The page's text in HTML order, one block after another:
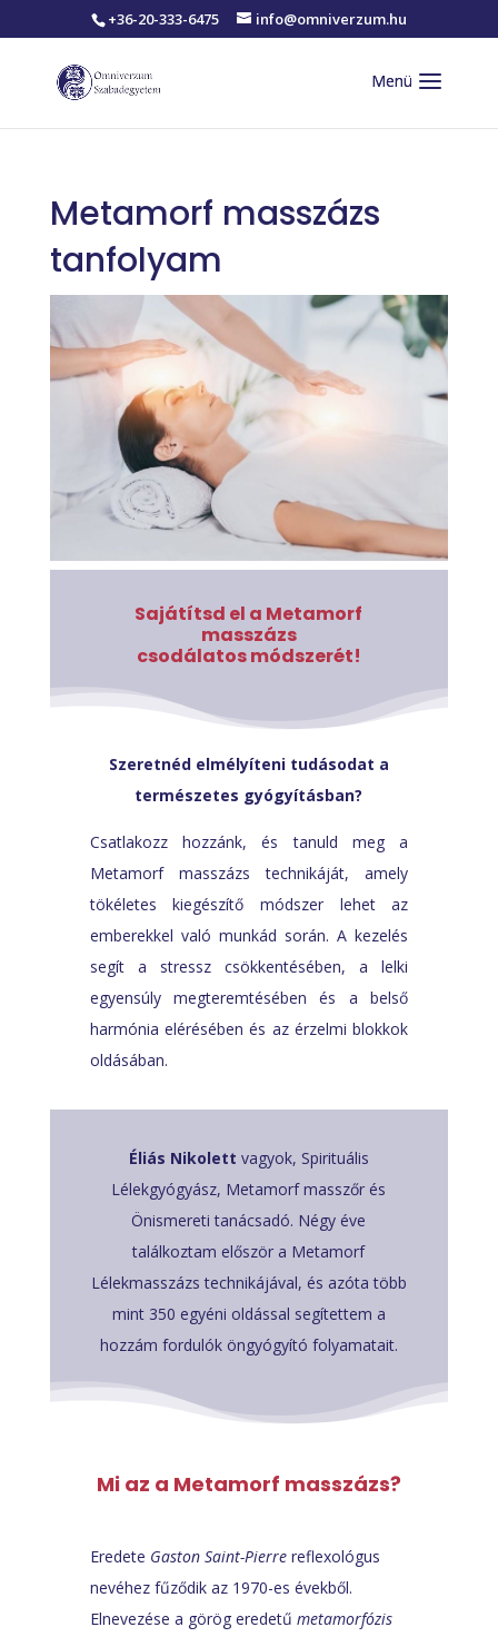
+36-20-333-6475 info@omniverzum.hu
Metamorf masszázs
tanfolyam
Sajátítsd el a Metamorf
masszázs
csodálatos módszerét!
Szeretnéd elmélyíteni tudásodat a
természetes gyógyításban?
Csatlakozz hozzánk, és tanuld meg a
Metamorf masszázs technikáját, amely
tökéletes kiegészítő módszer lehet az
emberekkel való munkád során. A kezelés
segít a stressz csökkentésében, a lelki
egyensúly megteremtésében és a belső
harmónia elérésében és az érzelmi blokkok
oldásában.
Éliás Nikolett vagyok, Spirituális
Lélekgyógyász, Metamorf masszőr és
Önismereti tanácsadó. Négy éve
találkoztam először a Metamorf
Lélekmasszázs technikájával, és azóta több
mint 350 egyéni oldással segítettem a
hozzám fordulók öngyógyító folyamatait.
Mi az a Metamorf masszázs?
Eredete Gaston Saint-Pierrereflexológus
nevéhez fűződik az 1970-es évekből.
Elnevezése a görög eredetű metamorfózis